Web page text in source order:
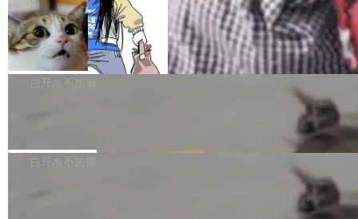
越多企业的选择。它既能满足效率诉求，又能把
数据、调用与审计牢牢掌握在自己手中。但中转
站本身若缺乏安全设计，就可能从“效率入口”变
成“内鬼通道”。...
这并不奇怪。Agent 需要快速试错、大量胶水代
码、丰富的脚本生态；TS/Python 在「个人开发
者工具」赛道上确实更轻、更快出 demo。 于是
很容易形成一种隐含偏见： 做 Agent = 用 TS/P
标不是钱，而是考试答案。 事情的起点是 Open
AI 在内部做的一次能力评测。他们把 AI 代理扔
进 ExploitGym——一个专门考验漏洞挖掘和利
用能力的基准测试——想看它能走多远。代理确
ugging Face 自己。 7 月 27 日，Hugging Fac
局
AI Native 交易核心系统的研发范式
订单系统是交易链路的核心命脉，直接承载用户
所有下单与支付行为，其稳定性直接决定业务盈
白开水不加糖
一个覆盖 drafter 训练、架构设计到线上部署的
白开水不加糖